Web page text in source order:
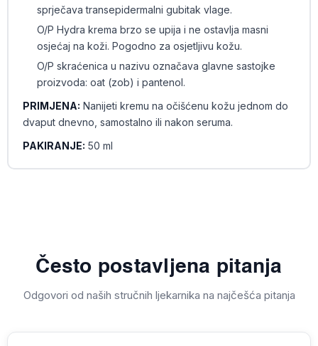
sprječava transepidermalni gubitak vlage.
O/P Hydra krema brzo se upija i ne ostavlja masni
osjećaj na koži. Pogodno za osjetljivu kožu.
O/P skraćenica u nazivu označava glavne sastojke
proizvoda: oat (zob) i pantenol.
PRIMJENA: Nanijeti kremu na očišćenu kožu jednom do
dvaput dnevno, samostalno ili nakon seruma.
PAKIRANJE: 50 ml
Često postavljena pitanja
Odgovori od naših stručnih ljekarnika na najčešća pitanja